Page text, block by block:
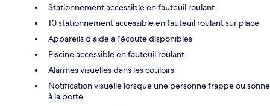
Stationnement accessible en fauteuil roulant
10 stationnement accessible en fauteuil roulant sur place
Appareils d’aide à l’écoute disponibles
Piscine accessible en fauteuil roulant
Alarmes visuelles dans les couloirs
Notification visuelle lorsque une personne frappe ou sonne
à la porte